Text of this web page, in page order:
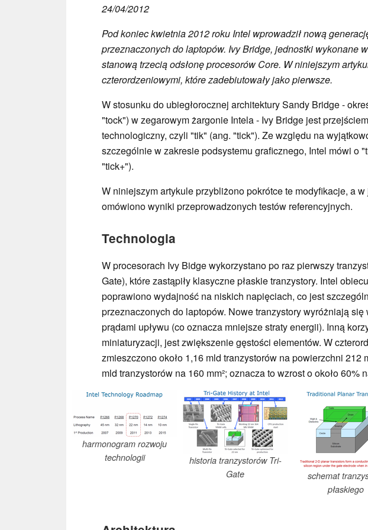
24/04/2012
Pod koniec kwietnia 2012 roku Intel wprowadził nową
przeznaczonych do laptopów. Ivy Bridge, jednostki wykonane
stanową trzecią odsłonę procesorów Core. W niniejszym
czterordzeniowymi, które zadebiutowały jako pierwsze.
W stosunku do ubiegłorocznej architektury Sandy Bridge -
"tock") w zegarowym żargonie Intela - Ivy Bridge jest
technologiczny, czyli "tik" (ang. "tick"). Ze względu na
szczególnie w zakresie podsystemu graficznego, Intel mówi o
"tick+").
W niniejszym artykule przybliżono pokrótce te modyfikacje, a
omówiono wyniki przeprowadzonych testów referencyjnych.
Technologia
W procesorach Ivy Bidge wykorzystano po raz pierwszy
Gate), które zastąpiły klasyczne płaskie tranzystory. Intel
poprawiono wydajność na niskich napięciach, co jest
przeznaczonych do laptopów. Nowe tranzystory wyróżniają się
prądami upływu (co oznacza mniejsze straty energii). Inną
miniaturyzacji, jest zwiększenie gęstości elementów. W
zmieszczono około 1,16 mld tranzystorów na powierzchni 212
mld tranzystorów na 160 mm²; oznacza to wzrost o około 60%
harmonogram rozwoju
technologii
historia tranzystorów Tri-
Gate
schemat
płaskiego